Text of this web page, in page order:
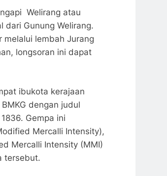
Welirang atau
dari Gunung Welirang.
lembah Jurang
longsoran ini dapat
ibukota kerajaan
dengan judul
Gempa ini
Mercalli Intensity),
Mercalli Intensity (MMI)
tersebut.